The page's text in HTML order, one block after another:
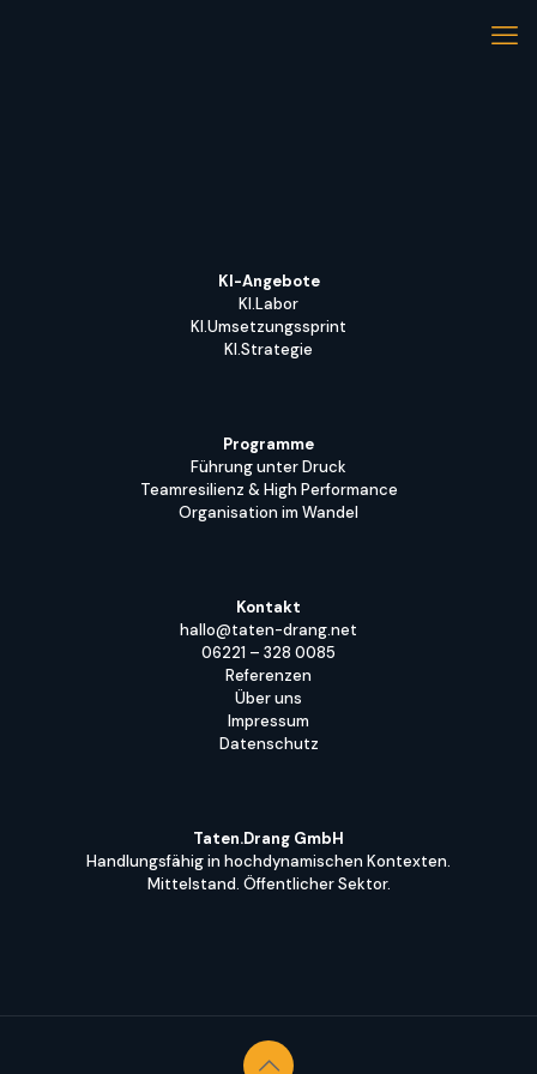
KI-Angebote
KI.Labor
KI.Umsetzungssprint
KI.Strategie
Programme
Führung unter Druck
Teamresilienz & High Performance
Organisation im Wandel
Kontakt
hallo@taten-drang.net
06221 – 328 0085
Referenzen
Über uns
Impressum
Datenschutz
Taten.Drang GmbH
Handlungsfähig in hochdynamischen Kontexten.
Mittelstand. Öffentlicher Sektor.